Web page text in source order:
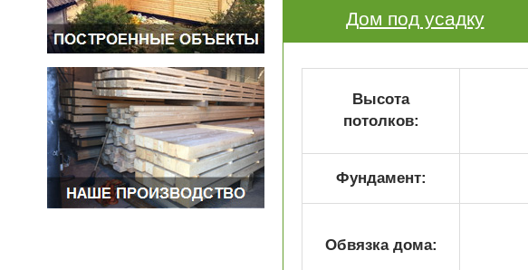
Дом под усадку
Высота
потолков:
Фундамент:
Обвязка дома: